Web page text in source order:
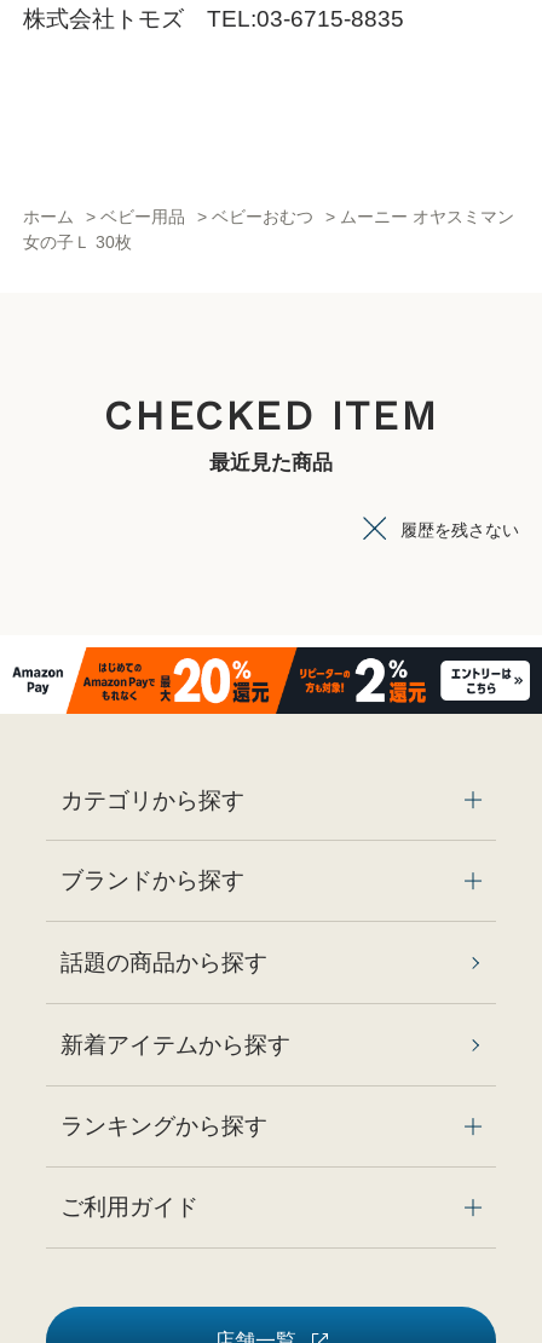
株式会社トモズ TEL:03-6715-8835
ホーム >ベビー用品 >ベビーおむつ > ムーニー オヤスミマン
女の子Ｌ 30枚
CHECKED ITEM
最近見た商品
履歴を残さない
カテゴリから探す
ブランドから探す
話題の商品から探す
新着アイテムから探す
ランキングから探す
ご利用ガイド